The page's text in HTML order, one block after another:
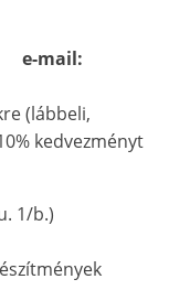
e-mail:
(lábbeli,
kedvezményt
1/b.)